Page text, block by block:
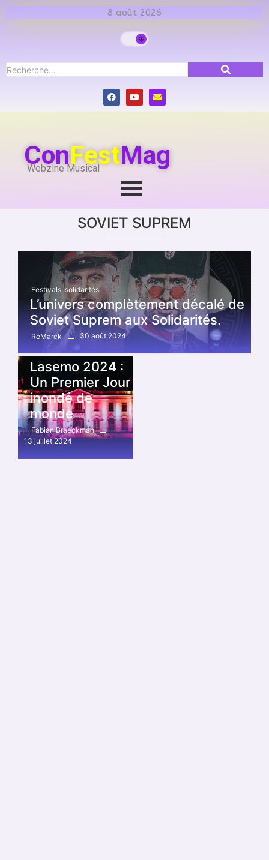
8 août 2026
ConFestMag
Webzine Musical
SOVIET SUPREM
Festivals, solidarités
L’univers complètement décalé de
Soviet Suprem aux Solidarités.
ReMarck
30 août 2024
Festivals, LA SE MO
Lasemo 2024 :
Un Premier Jour
inondé de
monde
Fabian Braeckman
13 juillet 2024